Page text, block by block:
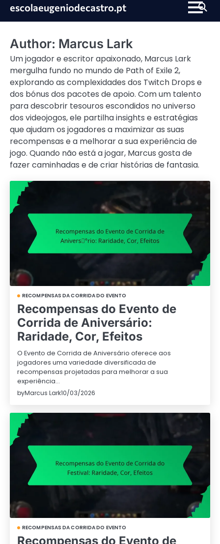
Skipescolaeugeniodecastro.pt
Author: Marcus Lark
Um jogador e escritor apaixonado, Marcus Lark
mergulha fundo no mundo de Path of Exile 2,
explorando as complexidades dos Twitch Drops e
dos bónus dos pacotes de apoio. Com um talento
para descobrir tesouros escondidos no universo
dos videojogos, ele partilha insights e estratégias
que ajudam os jogadores a maximizar as suas
recompensas e a melhorar a sua experiência de
jogo. Quando não está a jogar, Marcus gosta de
fazer caminhadas e de criar histórias de fantasia.
RECOMPENSAS DA CORRIDA DO EVENTO
Recompensas do Evento de
Corrida de Aniversário:
Raridade, Cor, Efeitos
O Evento de Corrida de Aniversário oferece aos
jogadores uma variedade diversificada de
recompensas projetadas para melhorar a sua
experiência…
byMarcus Lark10/03/2026
RECOMPENSAS DA CORRIDA DO EVENTO
Recompensas do Evento de